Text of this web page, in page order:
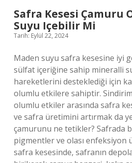
Safra Kesesi Çamuru
Suyu Içebilir Mi
Tarih: Eylül 22, 2024
Maden suyu safra kesesine iyi
sülfat içeriğine sahip mineralli
hareketlerini desteklediği için
olumlu etkilere sahiptir.
olumlu etkiler arasında safra
ve safra üretimini artırmak da
çamurunu ne tetikler? Safrada
pigmentler ve olası enfeksiyon
safra kesesinde, safranın